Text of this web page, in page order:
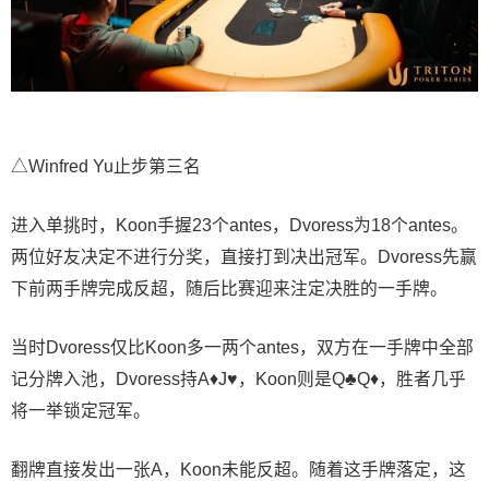
△Winfred Yu止步第三名
进入单挑时，Koon手握23个antes，Dvoress为18个antes。
两位好友决定不进行分奖，直接打到决出冠军。Dvoress先赢
下前两手牌完成反超，随后比赛迎来注定决胜的一手牌。
当时Dvoress仅比Koon多一两个antes，双方在一手牌中全部
记分牌入池，Dvoress持A♦J♥，Koon则是Q♣Q♦，胜者几乎
将一举锁定冠军。
翻牌直接发出一张A，Koon未能反超。随着这手牌落定，这